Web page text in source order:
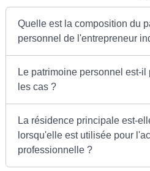
Quelle est la composition du
personnel de l'entrepreneur
Le patrimoine personnel est-il
les cas ?
La résidence principale est-
lorsqu'elle est utilisée pour
professionnelle ?